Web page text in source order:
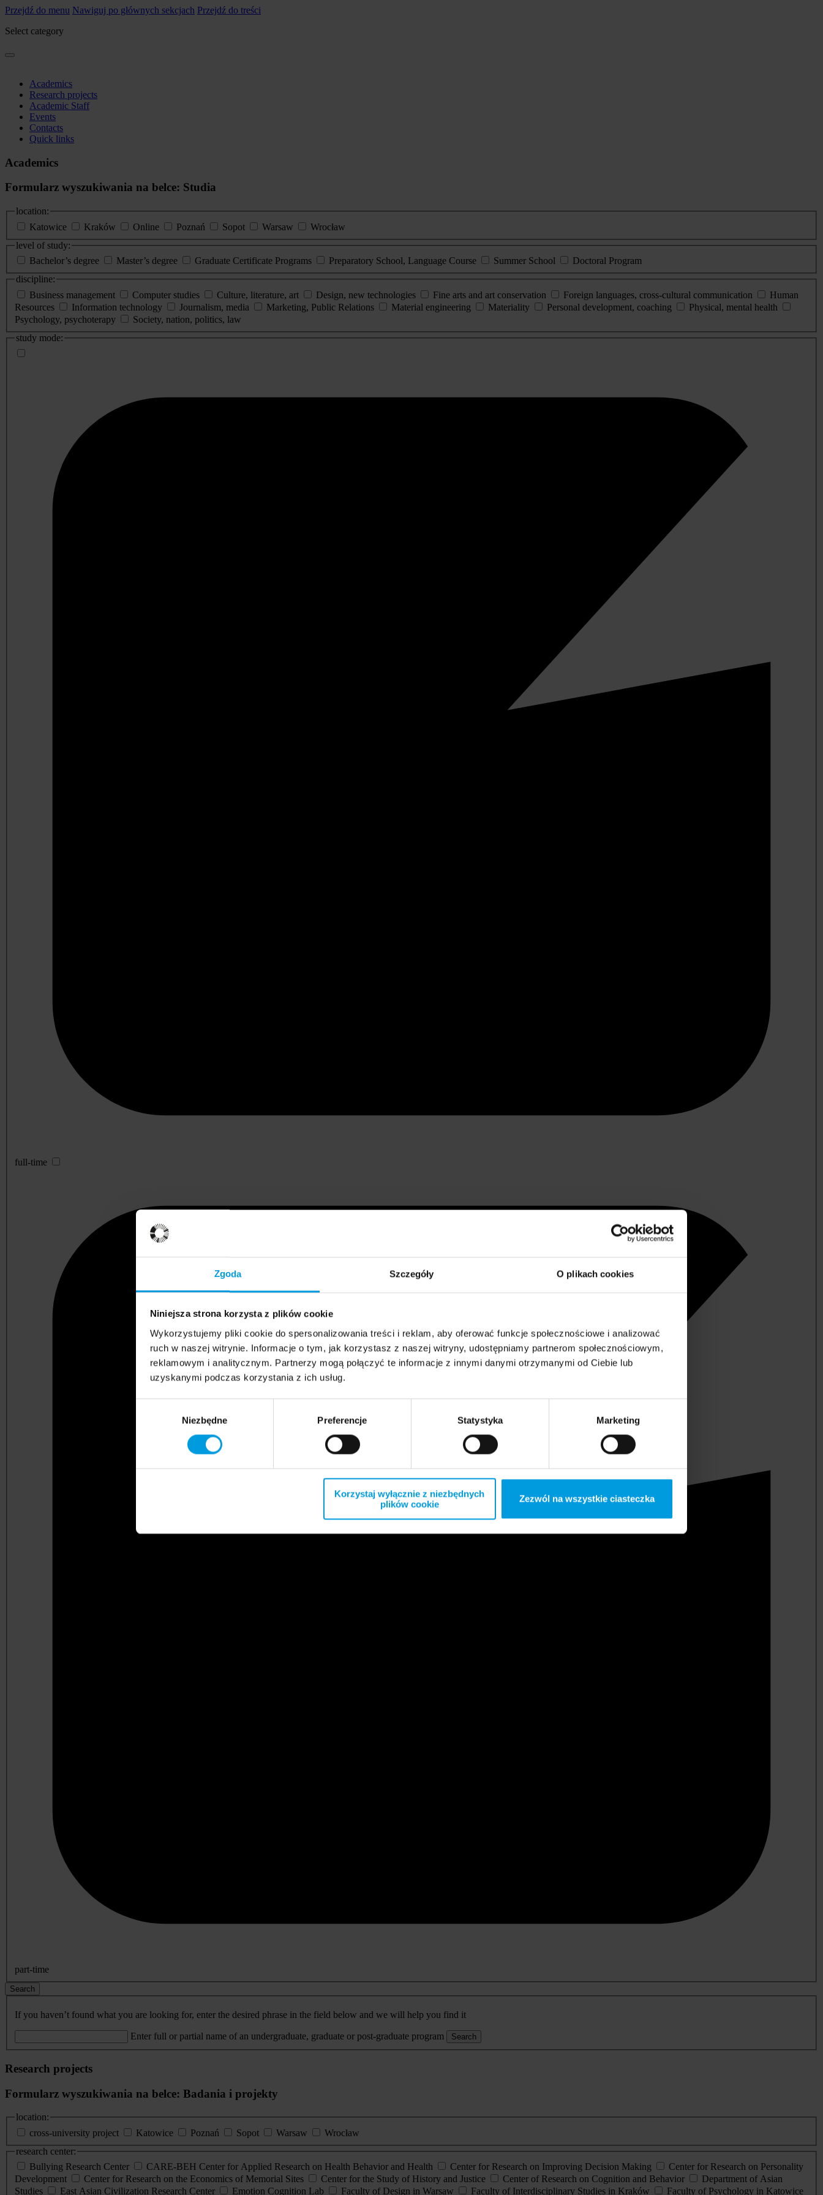
Zgoda Szczegóły O plikach cookies
Niniejsza strona korzysta z plików cookie
Wykorzystujemy pliki cookie do spersonalizowania treści i reklam, aby oferować funkcje społecznościowe i analizować
ruch w naszej witrynie. Informacje o tym, jak korzystasz z naszej witryny, udostępniamy partnerom społecznościowym,
reklamowym i analitycznym. Partnerzy mogą połączyć te informacje z innymi danymi otrzymanymi od Ciebie lub
uzyskanymi podczas korzystania z ich usług.
Niezbędne Preferencje Statystyka Marketing
Korzystaj wyłącznie z niezbędnych
plików cookie
Zezwól na wszystkie ciasteczka
Przejdź do menu Nawiguj po głównych sekcjach Przejdź do treści
Select category
Academics
Research projects
Academic Staff
Events
Contacts
Quick links
Academics
Formularz wyszukiwania na belce: Studia
location:
Katowice
Kraków Online Poznań Sopot Warsaw
Wrocław
level of study:
Bachelor’s degree
Master’s degree Graduate Certificate Programs Preparatory School, Language Course Summer School
Doctoral Program
discipline:
Business management
Computer studies Culture, literature, art Design, new technologies Fine arts and art conservation Foreign languages, cross-cultural communication
Human
Resources
Information technology Journalism, media Marketing, Public Relations Material engineering Materiality Personal development, coaching
Physical, mental health
Psychology, psychoterapy
Society, nation, politics, law
study mode:
full-time
part-time
Search
If you haven’t found what you are looking for, enter the desired phrase in the field below and we will help you find it
Enter full or partial name of an undergraduate, graduate or post-graduate program Search
Research projects
Formularz wyszukiwania na belce: Badania i projekty
location:
cross-university project
Katowice Poznań Sopot Warsaw
Wrocław
research center:
Bullying Research Center
CARE-BEH Center for Applied Research on Health Behavior and Health Center for Research on Improving Decision Making
Center for Research on Personality
Development
Center for Research on the Economics of Memorial Sites Center for the Study of History and Justice Center of Research on Cognition and Behavior
Department of Asian
Studies
East Asian Civilization Research Center Emotion Cognition Lab Faculty of Design in Warsaw Faculty of Interdisciplinary Studies in Kraków Faculty of Psychology in Katowice